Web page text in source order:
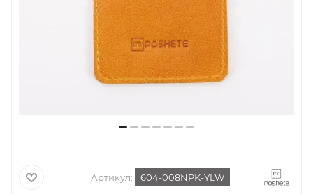
Артикул: 604-008NPK-YLW